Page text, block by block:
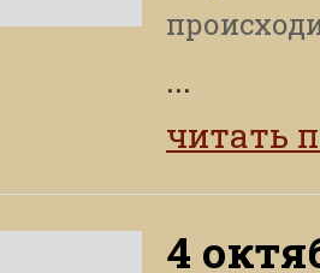
...
читать
4